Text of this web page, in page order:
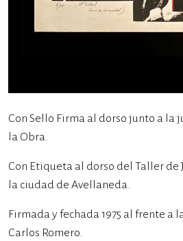
Con Sello Firma al dorso junto a la
la Obra.
Con Etiqueta al dorso del Taller de
la ciudad de Avellaneda.
Firmada y fechada 1975 al frente a
Carlos Romero.